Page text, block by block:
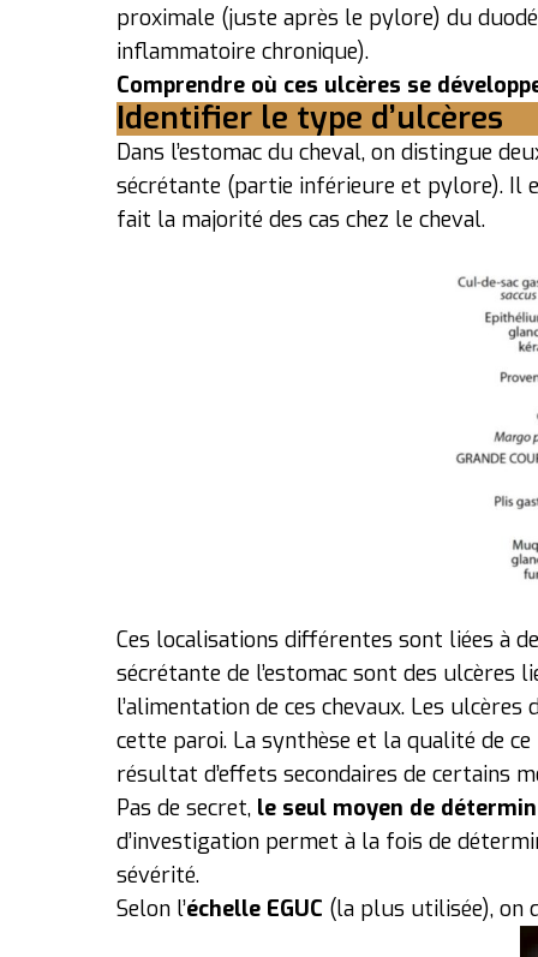
proximale (juste après le pylore) du
inflammatoire chronique).
Comprendre où ces ulcères se
Identifier le type d’ulcères
Dans l’estomac du cheval, on distingue
sécrétante (partie inférieure et pylore). Il
fait la majorité des cas chez le cheval.
Ces localisations différentes sont liées à
sécrétante de l’estomac sont des ulcères
l’alimentation de ces chevaux. Les
cette paroi. La synthèse et la qualité de
résultat d’effets secondaires de certains
Pas de secret, le seul moyen de
d’investigation permet à la fois de
sévérité.
Selon l’échelle EGUC (la plus utilisée), on